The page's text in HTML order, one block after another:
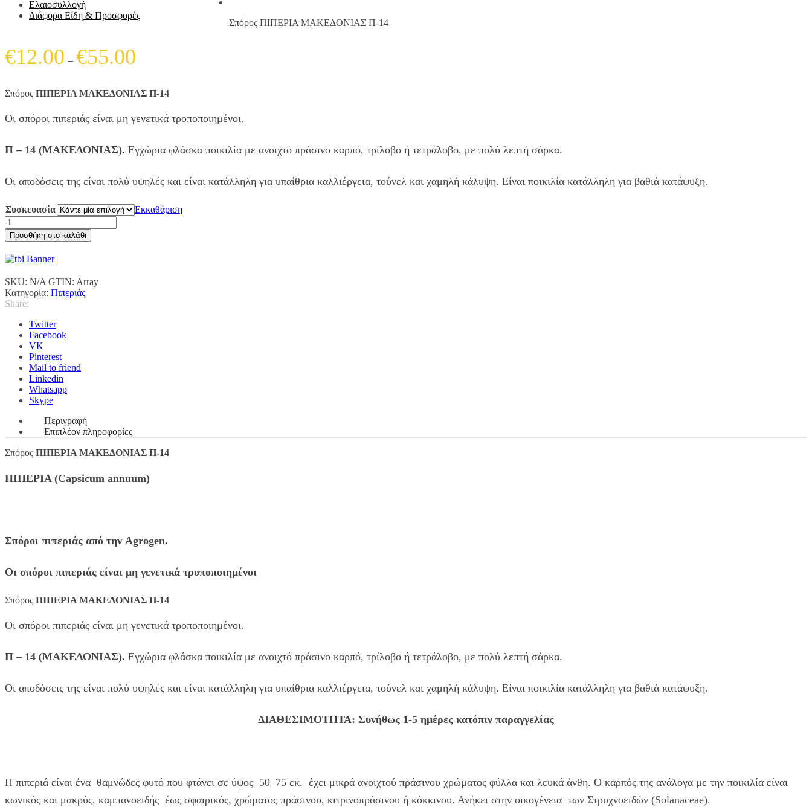
Ελαιοσυλλογή
Διάφορα Είδη & Προσφορές
Σπόρος ΠΙΠΕΡΙΑ ΜΑΚΕΔΟΝΙΑΣ Π-14
€12.00 – €55.00
through
€55.00
Σπόρος ΠΙΠΕΡΙΑ ΜΑΚΕΔΟΝΙΑΣ Π-14
Οι σπόροι πιπεριάς είναι μη γενετικά τροποποιημένοι.
Π – 14 (ΜΑΚΕΔΟΝΙΑΣ). Εγχώρια φλάσκα ποικιλία με ανοιχτό πράσινο καρπό, τρίλοβο ή τετράλοβο, με πολύ λεπτή σάρκα.
Οι αποδόσεις της είναι πολύ υψηλές και είναι κατάλληλη για υπαίθρια καλλιέργεια, τούνελ και χαμηλή κάλυψη. Είναι ποικιλία κατάλληλη για βαθιά κατάψυξη.
Συσκευασία
Εκκαθάριση
Σπόρος ΠΙΠΕΡΙΑ
ΜΑΚΕΔΟΝΙΑΣ
Π-14
ποσότητα
Προσθήκη στο καλάθι
SKU: N/A GTIN: Array
Κατηγορία: Πιπεριάς
Share:
Twitter
Facebook
VK
Pinterest
Mail to friend
Linkedin
Whatsapp
Skype
Περιγραφή
Επιπλέον πληροφορίες
Σπόρος ΠΙΠΕΡΙΑ ΜΑΚΕΔΟΝΙΑΣ Π-14
ΠΙΠΕΡΙΑ (Capsicum annuum)
Σπόροι πιπεριάς από την Agrogen.
Οι σπόροι πιπεριάς είναι μη γενετικά τροποποιημένοι
Σπόρος ΠΙΠΕΡΙΑ ΜΑΚΕΔΟΝΙΑΣ Π-14
Οι σπόροι πιπεριάς είναι μη γενετικά τροποποιημένοι.
Π – 14 (ΜΑΚΕΔΟΝΙΑΣ). Εγχώρια φλάσκα ποικιλία με ανοιχτό πράσινο καρπό, τρίλοβο ή τετράλοβο, με πολύ λεπτή σάρκα.
Οι αποδόσεις της είναι πολύ υψηλές και είναι κατάλληλη για υπαίθρια καλλιέργεια, τούνελ και χαμηλή κάλυψη. Είναι ποικιλία κατάλληλη για βαθιά κατάψυξη.
ΔΙΑΘΕΣΙΜΟΤΗΤΑ: Συνήθως 1-5 ημέρες κατόπιν παραγγελίας
Η πιπεριά είναι ένα θαμνώδες φυτό που φτάνει σε ύψος 50–75 εκ. έχει μικρά ανοιχτού πράσινου χρώματος φύλλα και λευκά άνθη. Ο καρπός της ανάλογα με την ποικιλία είναι
κωνικός και μακρύς, καμπανοειδής έως σφαιρικός, χρώματος πράσινου, κιτρινοπράσινου ή κόκκινου. Ανήκει στην οικογένεια των Στρυχνοειδών (Solanaceae).